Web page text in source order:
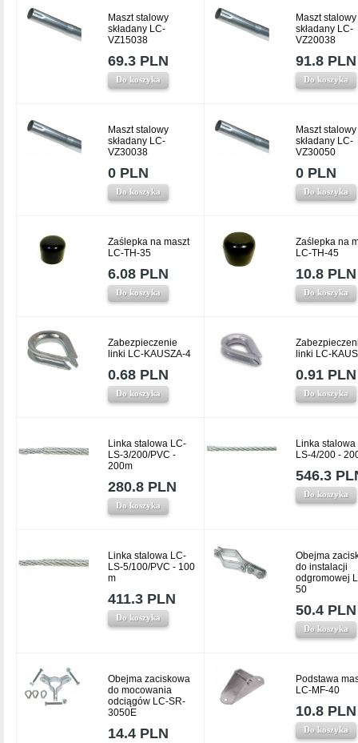
Maszt stalowy
składany LC-
VZ15038
69.3 PLN
Do koszyka
Maszt stalowy
składany LC-
VZ20038
91.8 PLN
Do koszyka
Maszt stalowy
składany LC-
VZ30038
0 PLN
Do koszyka
Maszt stalowy
składany LC-
VZ30050
0 PLN
Do koszyka
Zaślepka na maszt
LC-TH-35
6.08 PLN
Do koszyka
Zaślepka na
LC-TH-45
10.8 PLN
Do koszyka
Zabezpieczenie
linki LC-KAUSZA-4
0.68 PLN
Do koszyka
linki LC-
0.91 PLN
Do koszyka
Linka stalowa LC-
LS-3/200/PVC -
200m
280.8 PLN
Do koszyka
Linka stalowa
LS-4/200 -
546.3
Do koszyka
Linka stalowa LC-
LS-5/100/PVC - 100
m
411.3 PLN
Do koszyka
Obejma
do instalacji
odgromowej
50
50.4 PLN
Do koszyka
Obejma zaciskowa
do mocowania
odciągów LC-SR-
3050E
14.4 PLN
Podstawa
LC-MF-40
10.8 PLN
Do koszyka